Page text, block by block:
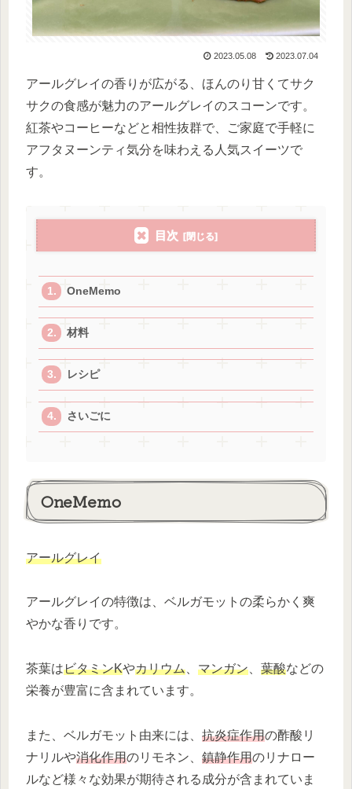
2023.05.08 2023.07.04
アールグレイの香りが広がる、ほんのり甘くてサク
サクの食感が魅力のアールグレイのスコーンです。
紅茶やコーヒーなどと相性抜群で、ご家庭で手軽に
アフタヌーンティ気分を味わえる人気スイーツで
す。
目次
OneMemo
材料
レシピ
さいごに
OneMemo
アールグレイ
アールグレイの特徴は、ベルガモットの柔らかく爽
やかな香りです。
茶葉はビタミンKやカリウム マンガン 葉酸などの
栄養が豊富に含まれています。
また、ベルガモット由来には、 抗炎症作用の酢酸リ
ナリルや消化作用のリモネン、 鎮静作用のリナロー
ルなど様々な効果が期待される成分が含まれていま